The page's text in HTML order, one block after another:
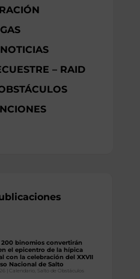
– RAID
200 binomios convertirán
el epicentro de la hípica
con la celebración del XXVII
Nacional de Salto
Calendario, Salto de Obstáculos